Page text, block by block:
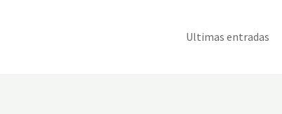
Ultimas entradas